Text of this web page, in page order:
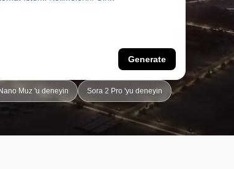
Generate
Nano Muz 'u deneyin Sora 2 Pro 'yu deneyin